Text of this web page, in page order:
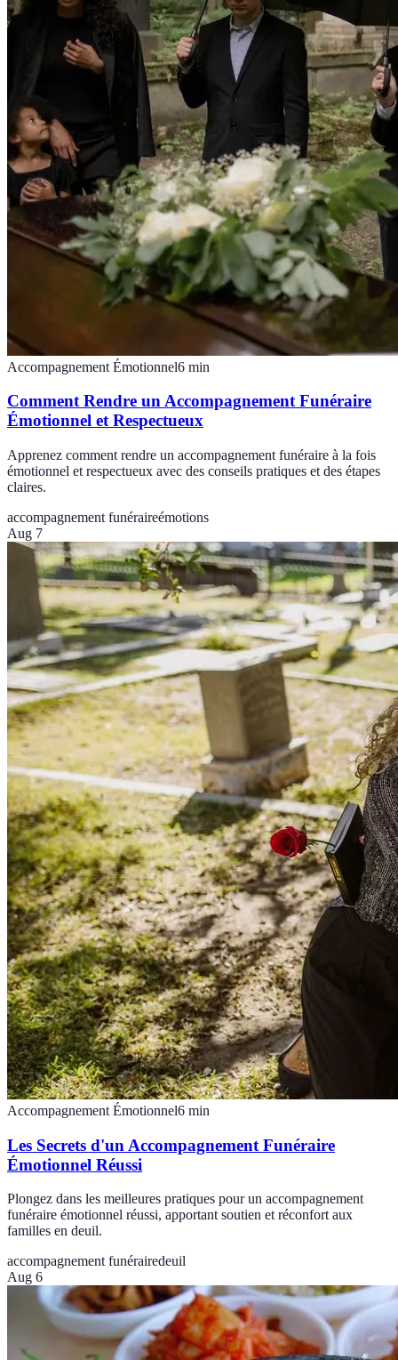
Accompagnement Émotionnel6 min
Comment Rendre un Accompagnement Funéraire
Émotionnel et Respectueux
Apprenez comment rendre un accompagnement funéraire à la fois
émotionnel et respectueux avec des conseils pratiques et des étapes
claires.
accompagnement funéraireémotions
Aug 7
Accompagnement Émotionnel6 min
Les Secrets d'un Accompagnement Funéraire
Émotionnel Réussi
Plongez dans les meilleures pratiques pour un accompagnement
funéraire émotionnel réussi, apportant soutien et réconfort aux
familles en deuil.
accompagnement funérairedeuil
Aug 6